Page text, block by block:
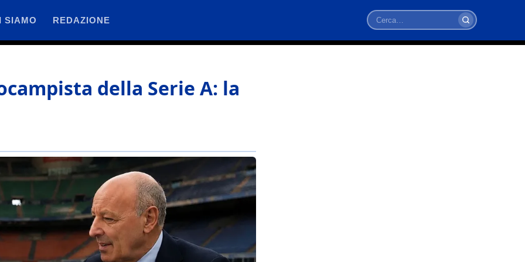
SIAMO REDAZIONE
Cerca
della Serie A: la